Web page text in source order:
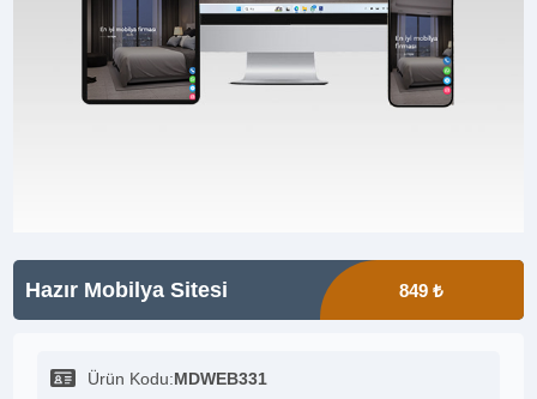
Hazır Mobilya Sitesi 849 ₺
Ürün Kodu:MDWEB331